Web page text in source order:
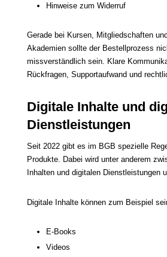
Hinweise zum Widerruf
Gerade bei Kursen, Mitgliedschaften
Akademien sollte der Bestellprozess
missverständlich sein. Klare
Rückfragen, Supportaufwand und
Digitale Inhalte und
Dienstleistungen
Seit 2022 gibt es im BGB spezielle
Produkte. Dabei wird unter anderem
Inhalten und digitalen Dienstleistungen
Digitale Inhalte können zum Beispiel
E-Books
Videos